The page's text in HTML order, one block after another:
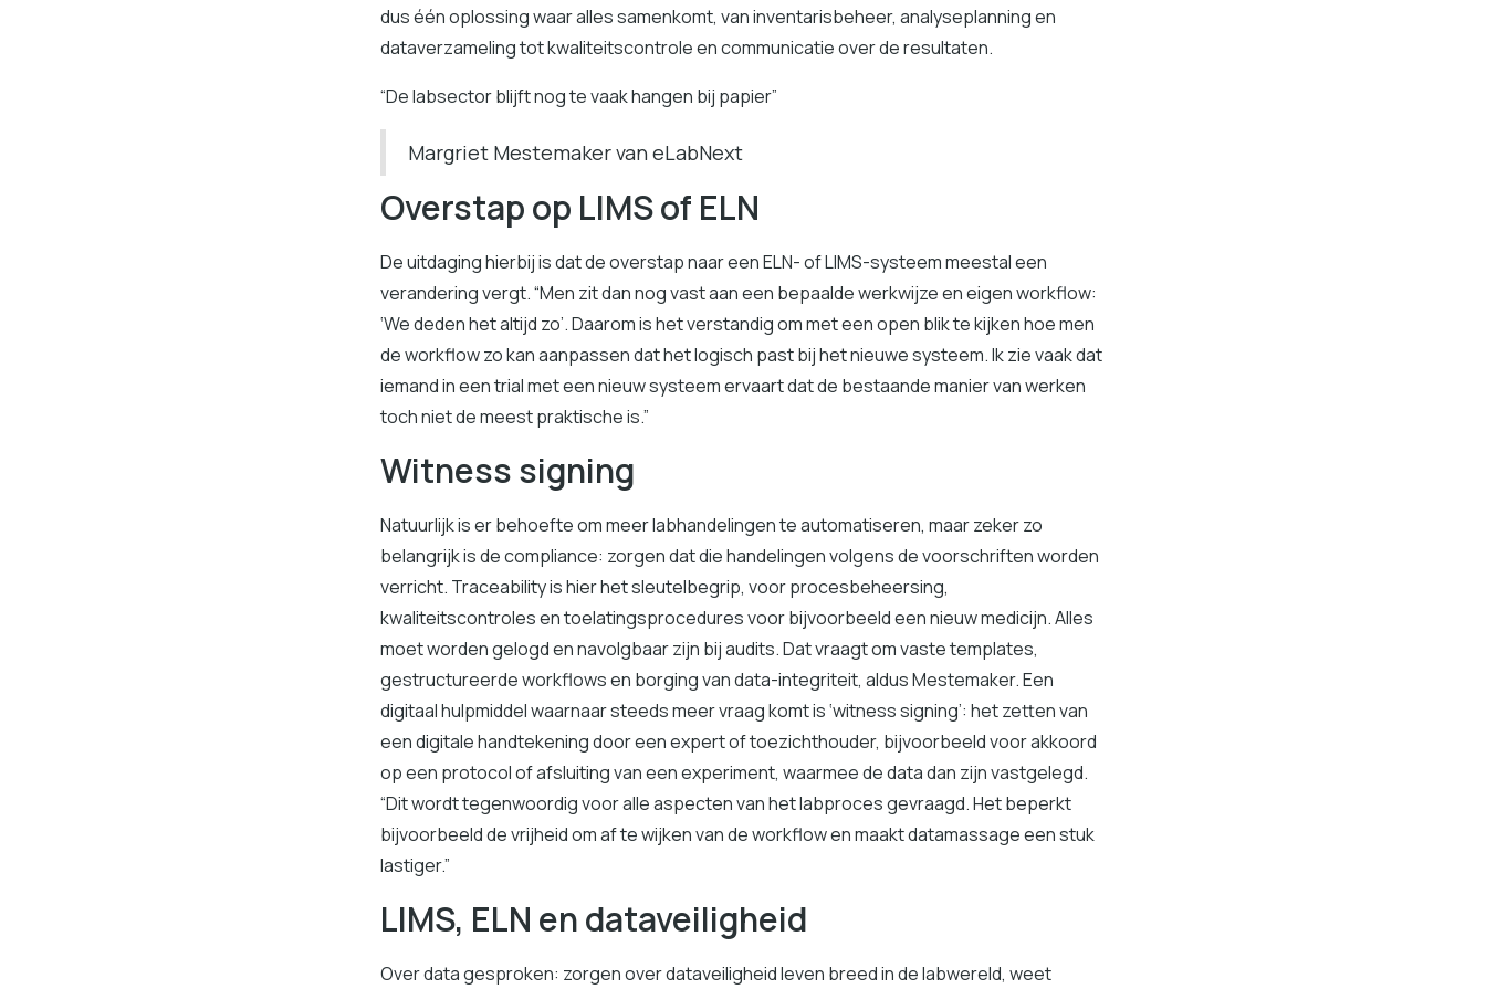
dus één oplossing waar alles samenkomt, van inventarisbeheer, analyseplanning en
dataverzameling tot kwaliteitscontrole en communicatie over de resultaten.
“De labsector blijft nog te vaak hangen bij papier”
Margriet Mestemaker van eLabNext
Overstap op LIMS of ELN
De uitdaging hierbij is dat de overstap naar een ELN- of LIMS-systeem meestal een
verandering vergt. “Men zit dan nog vast aan een bepaalde werkwijze en eigen workflow:
‘We deden het altijd zo’. Daarom is het verstandig om met een open blik te kijken hoe men
de workflow zo kan aanpassen dat het logisch past bij het nieuwe systeem. Ik zie vaak dat
iemand in een trial met een nieuw systeem ervaart dat de bestaande manier van werken
toch niet de meest praktische is.”
Witness signing
Natuurlijk is er behoefte om meer labhandelingen te automatiseren, maar zeker zo
belangrijk is de compliance: zorgen dat die handelingen volgens de voorschriften worden
verricht. Traceability is hier het sleutelbegrip, voor procesbeheersing,
kwaliteitscontroles en toelatingsprocedures voor bijvoorbeeld een nieuw medicijn. Alles
moet worden gelogd en navolgbaar zijn bij audits. Dat vraagt om vaste templates,
gestructureerde workflows en borging van data-integriteit, aldus Mestemaker. Een
digitaal hulpmiddel waarnaar steeds meer vraag komt is ‘witness signing’: het zetten van
een digitale handtekening door een expert of toezichthouder, bijvoorbeeld voor akkoord
op een protocol of afsluiting van een experiment, waarmee de data dan zijn vastgelegd.
“Dit wordt tegenwoordig voor alle aspecten van het labproces gevraagd. Het beperkt
bijvoorbeeld de vrijheid om af te wijken van de workflow en maakt datamassage een stuk
lastiger.”
LIMS, ELN en dataveiligheid
Over data gesproken: zorgen over dataveiligheid leven breed in de labwereld, weet